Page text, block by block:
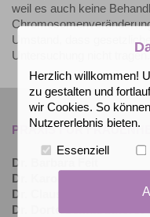
weil es auch keine
Umstand, dass
Untersuchung nicht tragen.
PRAXIS FÜR
Dr. Barbara Feit
Dr. Karoline Flüß
Dr. Claus Willig
Dr. Dorte Schnardthorst
Herzlich willkommen!
zu gestalten und
wir Cookies. So
Nutzererlebnis bieten.
Essenziell